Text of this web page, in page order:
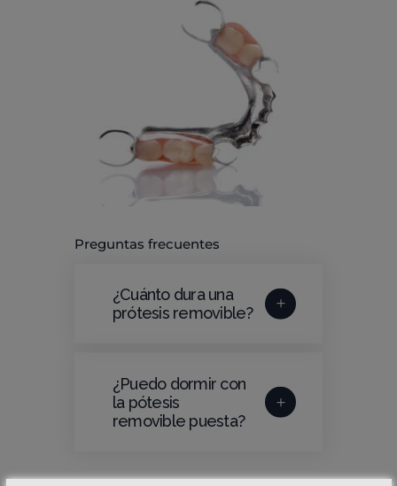
Preguntas frecuentes
¿Cuánto dura una
prótesis removible?
¿Puedo dormir con
la pótesis
removible puesta?